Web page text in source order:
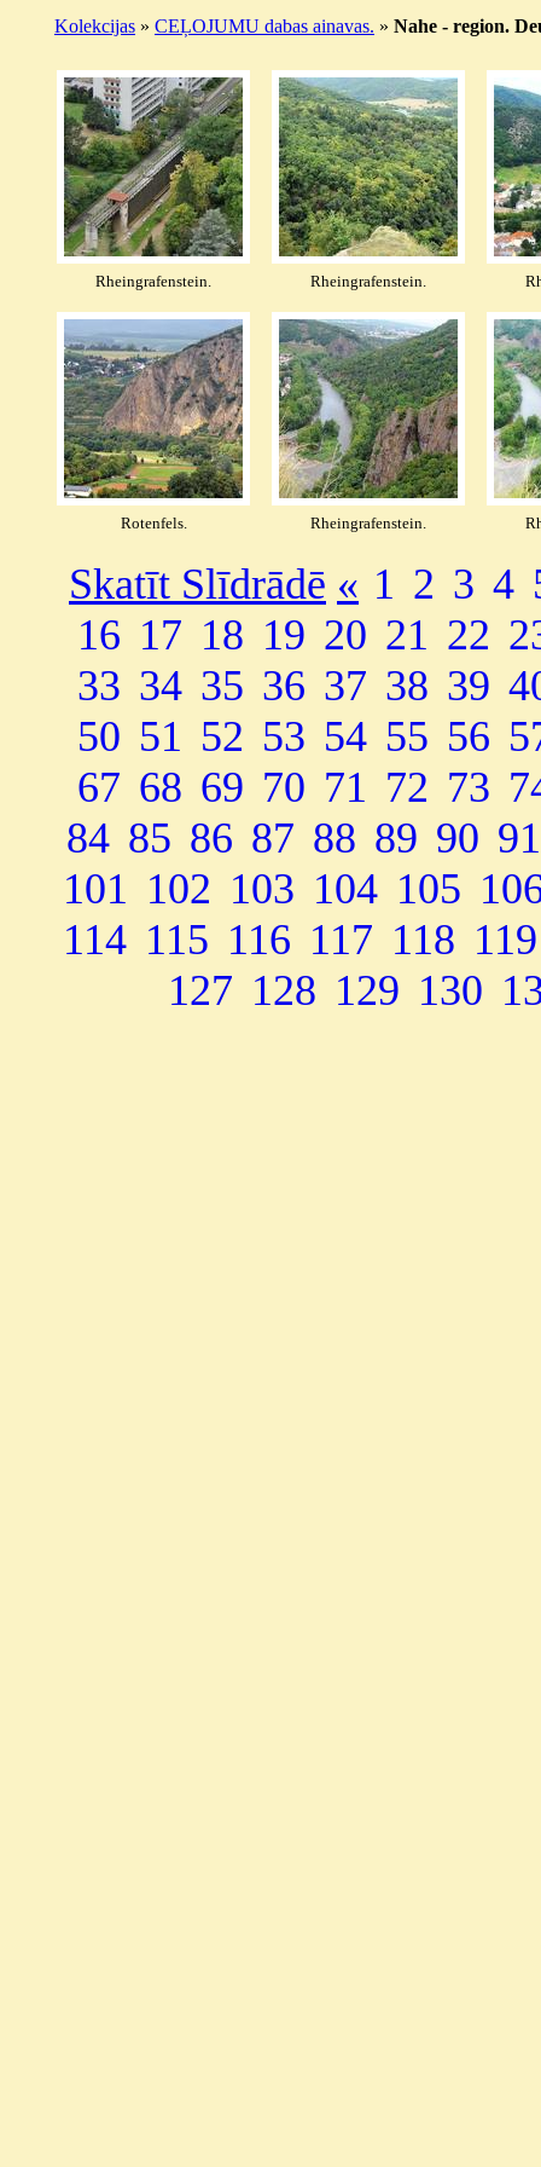
Kolekcijas » CEĻOJUMU dabas ainavas. » Nahe - region.
Rheingrafenstein. Rheingrafenstein.
Rotenfels. Rheingrafenstein.
Skatīt Slīdrādē « 1 2 3 4
16 17 18 19 20 21 22
33 34 35 36 37 38 39
50 51 52 53 54 55 56
67 68 69 70 71 72 73
84 85 86 87 88 89 90 91
101 102 103 104 105
114 115 116 117 118 119
127 128 129 130